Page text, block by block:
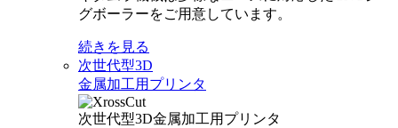
グボーラーをご用意しています。
続きを見る
次世代型3D
金属加工用プリンタ
次世代型3D金属加工用プリンタ